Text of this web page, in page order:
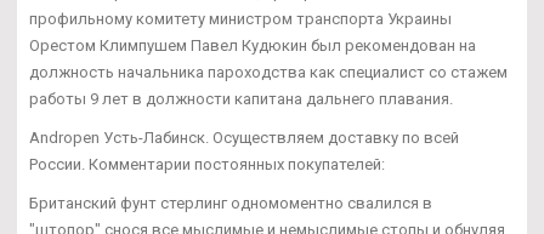
профильному комитету министром транспорта Украины
Орестом Климпушем Павел Кудюкин был рекомендован на
должность начальника пароходства как специалист со стажем
работы 9 лет в должности капитана дальнего плавания.
Andropen Усть-Лабинск. Осуществляем доставку по всей
России. Комментарии постоянных покупателей:
Британский фунт стерлинг одномоментно свалился в
"штопор",снося все мыслимые и немыслимые стопы и обнуляя